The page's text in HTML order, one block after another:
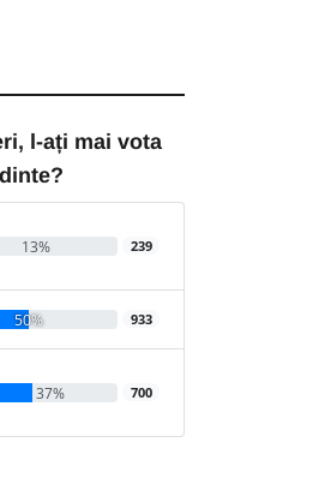
l-ați mai vota
13% 239
50% 933
37% 700